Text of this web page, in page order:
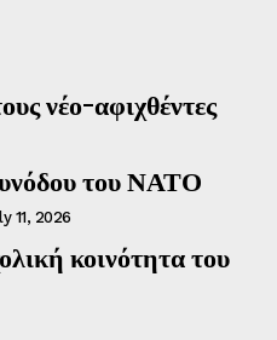
νέο-αφιχθέντες
του ΝΑΤΟ
11, 2026
κοινότητα του